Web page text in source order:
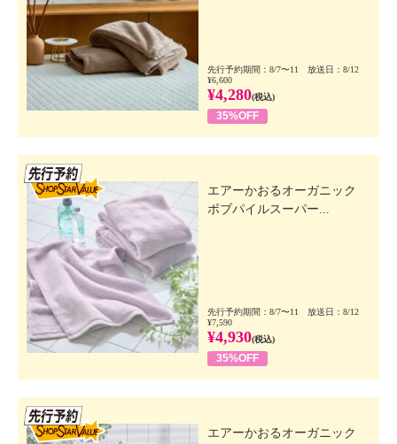
先行予約期間：8/7〜11 放送日：8/12
¥6,600
¥4,280(税込)
35%OFF
エアーかおるオーガニック
ボブパイルスーパー...
先行予約期間：8/7〜11 放送日：8/12
¥7,590
¥4,930(税込)
35%OFF
エアーかおるオーガニック